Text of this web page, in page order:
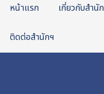
หน้าแรก เกี่ยวกับสำนัก
ติดต่อสำนักฯ